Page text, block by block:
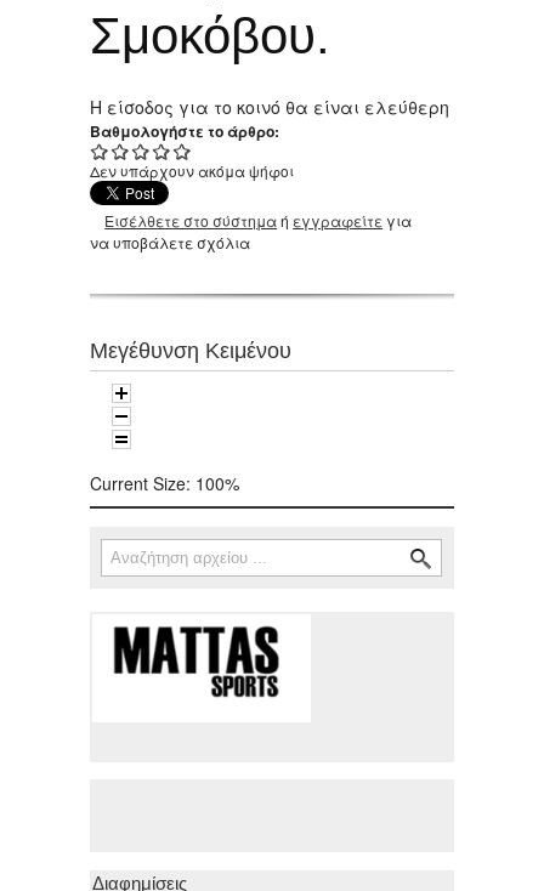
Σμοκόβου.
Η είσοδος για το κοινό θα είναι ελεύθερη
Βαθμολογήστε το άρθρο:
Δεν υπάρχουν ακόμα ψήφοι
Εισέλθετε στο σύστημαή εγγραφείτε για
να υποβάλετε σχόλια
Μεγέθυνση Κειμένου
Current Size: 100%
Φόρμα αναζήτησης
Αναζήτηση
Διαφημίσεις